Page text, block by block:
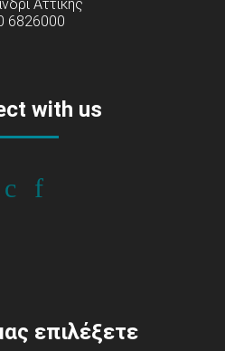
Αττικής
6826000
with us
επιλέξετε